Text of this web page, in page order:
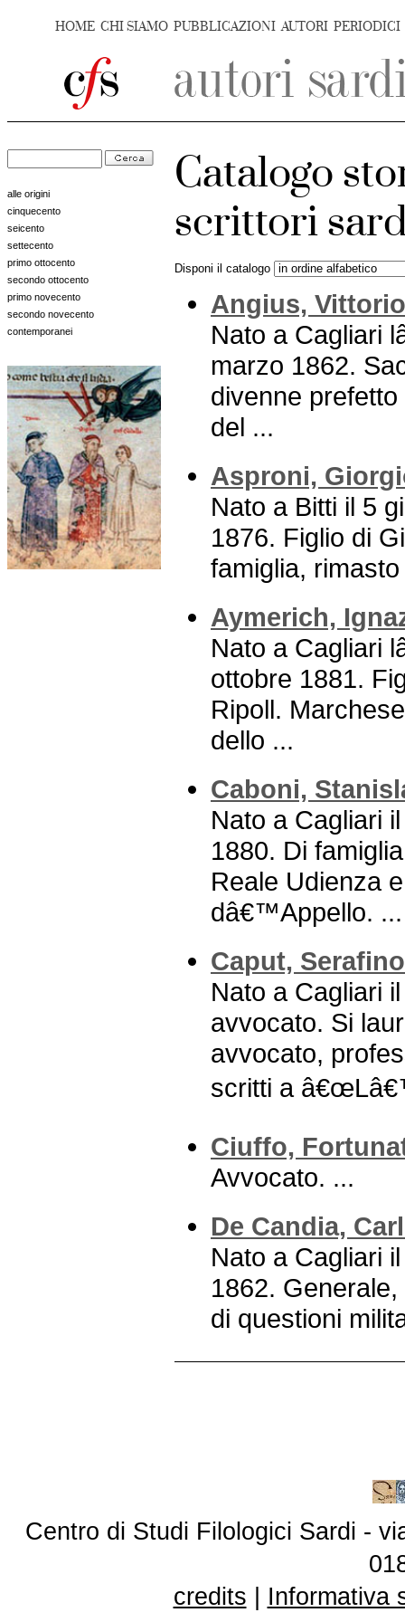
HOME CHI SIAMO PUBBLICAZIONI AUTORI PERIODICI
alle origini
cinquecento
seicento
settecento
primo ottocento
secondo ottocento
primo novecento
secondo novecento
contemporanei
Catalogo
scrittori
Disponi il catalogo
Angius, Vittorio
Nato a Cagliari
marzo 1862.
divenne
del ...
Asproni,
Nato a Bitti il 5
1876. Figlio di
famiglia,
Aymerich,
Nato a Cagliari
ottobre 1881.
Ripoll.
dello ...
Caboni,
Nato a Cagliari
1880. Di
Reale Udienza
dâ€™Appello. ...
Caput, Serafino
Nato a Cagliari
avvocato. Si
avvocato,
scritti a
Ciuffo,
Avvocato. ...
De Candia,
Nato a Cagliari
1862.
di questioni
Centro di Studi Filologici Sardi -
credits
Informativa